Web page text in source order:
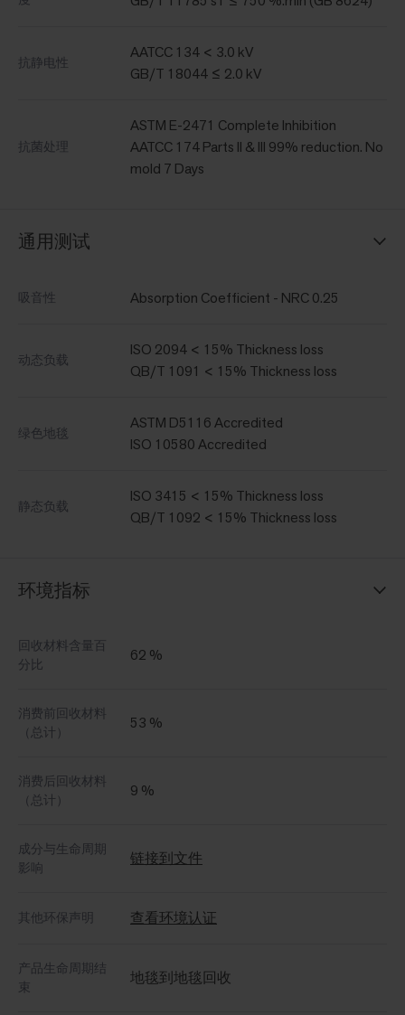
抗静电性
AATCC 134 < 3.0 kV
GB/T 18044 ≤ 2.0 kV
抗菌处理
ASTM E-2471 Complete Inhibition
AATCC 174 Parts II & III 99% reduction. No
mold 7 Days
通用测试
吸音性 Absorption Coefficient - NRC 0.25
动态负载
ISO 2094 < 15% Thickness loss
QB/T 1091 < 15% Thickness loss
绿色地毯
ASTM D5116 Accredited
ISO 10580 Accredited
静态负载
ISO 3415 < 15% Thickness loss
QB/T 1092 < 15% Thickness loss
环境指标
回收材料含量百
分比
62 %
消费前回收材料
（总计）
53 %
消费后回收材料
（总计）
9 %
成分与生命周期
影响
链接到文件
其他环保声明 查看环境认证
产品生命周期结
束
地毯到地毯回收